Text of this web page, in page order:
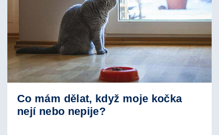
Co mám dělat, když moje kočka
nejí nebo nepije?